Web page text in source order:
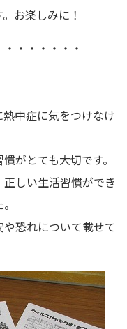
お楽しみに！
・・・・・・
中症に気をつけなけ
がとても大切です。
しい生活習慣ができ
恐れについて載せて